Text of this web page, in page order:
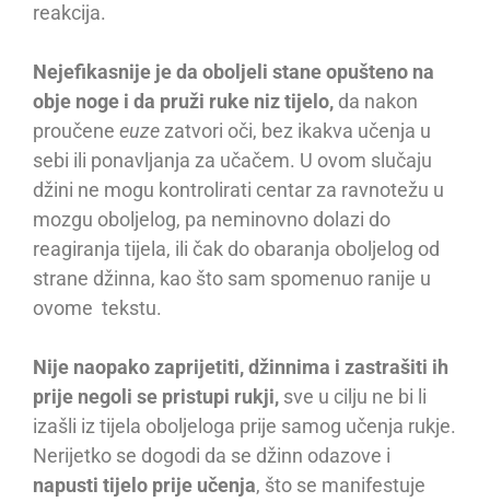
reakcija.
Nejefikasnije je da oboljeli stane opušteno na
obje noge i da pruži ruke niz tijelo, da nakon
proučene euzezatvori oči, bez ikakva učenja u
sebi ili ponavljanja za učačem. U ovom slučaju
džini ne mogu kontrolirati centar za ravnotežu u
mozgu oboljelog, pa neminovno dolazi do
reagiranja tijela, ili čak do obaranja oboljelog od
strane džinna, kao što sam spomenuo ranije u
ovome tekstu.
Nije naopako zaprijetiti, džinnima i zastrašiti ih
prije negoli se pristupi rukji, sve u cilju ne bi li
izašli iz tijela oboljeloga prije samog učenja rukje.
Nerijetko se dogodi da se džinn odazove i
napusti tijelo prije učenja, što se manifestuje